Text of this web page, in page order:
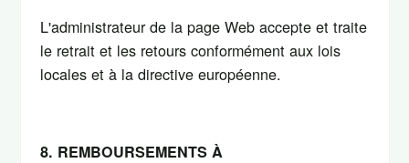
L'administrateur de la page Web accepte et traite
le retrait et les retours conformément aux lois
locales et à la directive européenne.
8. REMBOURSEMENTS À